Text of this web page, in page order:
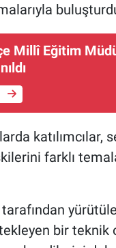
Millî Eğitim
katılımcılar,
farklı
bir teknik